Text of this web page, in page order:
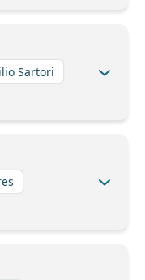
Sartori